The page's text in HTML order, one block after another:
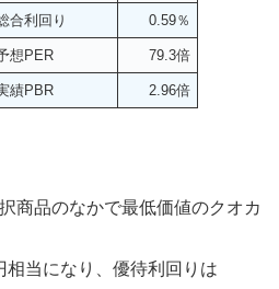
合利回り 0.59％
想PER 79.3倍
績PBR 2.96倍
商品のなかで最低価値のクオカ
当になり、優待利回りは